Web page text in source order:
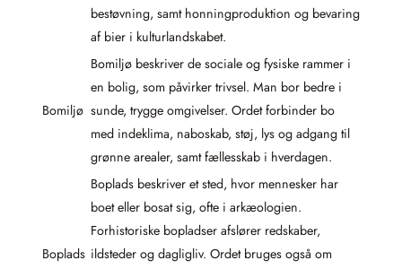
bestøvning, samt honningproduktion og bevaring
af bier i kulturlandskabet.
Bomiljø
Bomiljø beskriver de sociale og fysiske rammer i
en bolig, som påvirker trivsel. Man bor bedre i
sunde, trygge omgivelser. Ordet forbinder bo
med indeklima, naboskab, støj, lys og adgang til
grønne arealer, samt fællesskab i hverdagen.
Boplads
Boplads beskriver et sted, hvor mennesker har
boet eller bosat sig, ofte i arkæologien.
Forhistoriske bopladser afslører redskaber,
ildsteder og dagligliv. Ordet bruges også om